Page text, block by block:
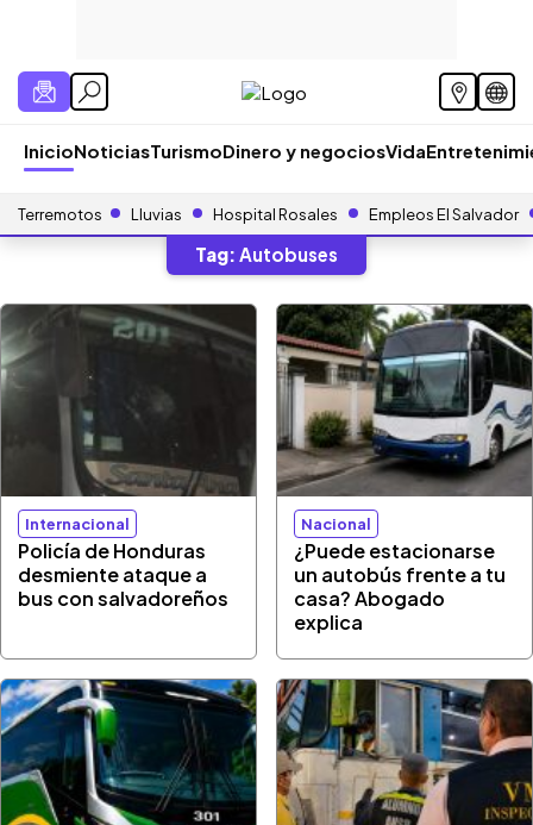
InicioNoticiasTurismoDinero y negociosVida
Terremotos Lluvias Hospital Rosales Empleos El Salvador
Tag: Autobuses
Internacional
Policía de Honduras
desmiente ataque a
bus con salvadoreños
Nacional
¿Puede estacionarse
un autobús frente a tu
casa? Abogado
explica